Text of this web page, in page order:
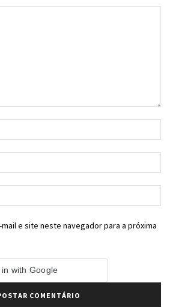
e site neste navegador para a próxima
in with Google